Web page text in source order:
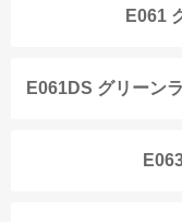
E061
E061DS グリーン